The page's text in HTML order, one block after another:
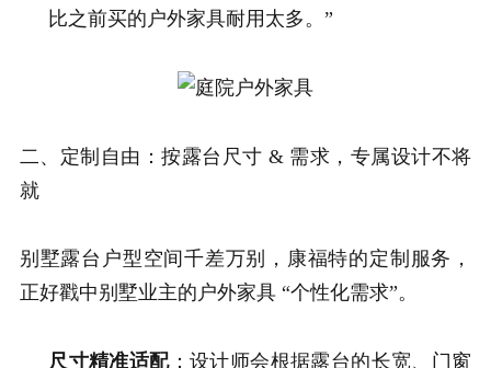
比之前买的户外家具耐用太多。”
二、定制自由：按露台尺寸 & 需求，专属设计不将
就
别墅露台户型空间千差万别，康福特的定制服务，
正好戳中别墅业主的户外家具 “个性化需求”。
尺寸精准适配：设计师会根据露台的长宽、门窗